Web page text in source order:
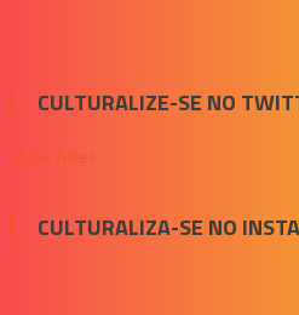
CULTURALIZE-SE NO
Meus Tuítes
CULTURALIZA-SE NO